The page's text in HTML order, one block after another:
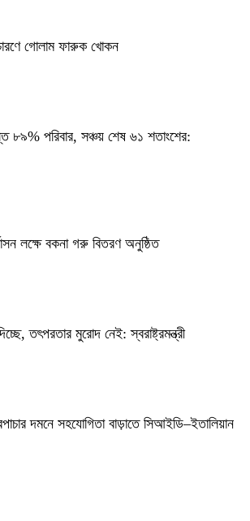
গোলাম ফারুক খোকন
৮৯% পরিবার, সঞ্চয় শেষ ৬১ শতাংশের:
লক্ষে বকনা গরু বিতরণ অনুষ্ঠিত
তৎপরতার মুরোদ নেই: স্বরাষ্ট্রমন্ত্রী
দমনে সহযোগিতা বাড়াতে সিআইডি–ইতালিয়ান